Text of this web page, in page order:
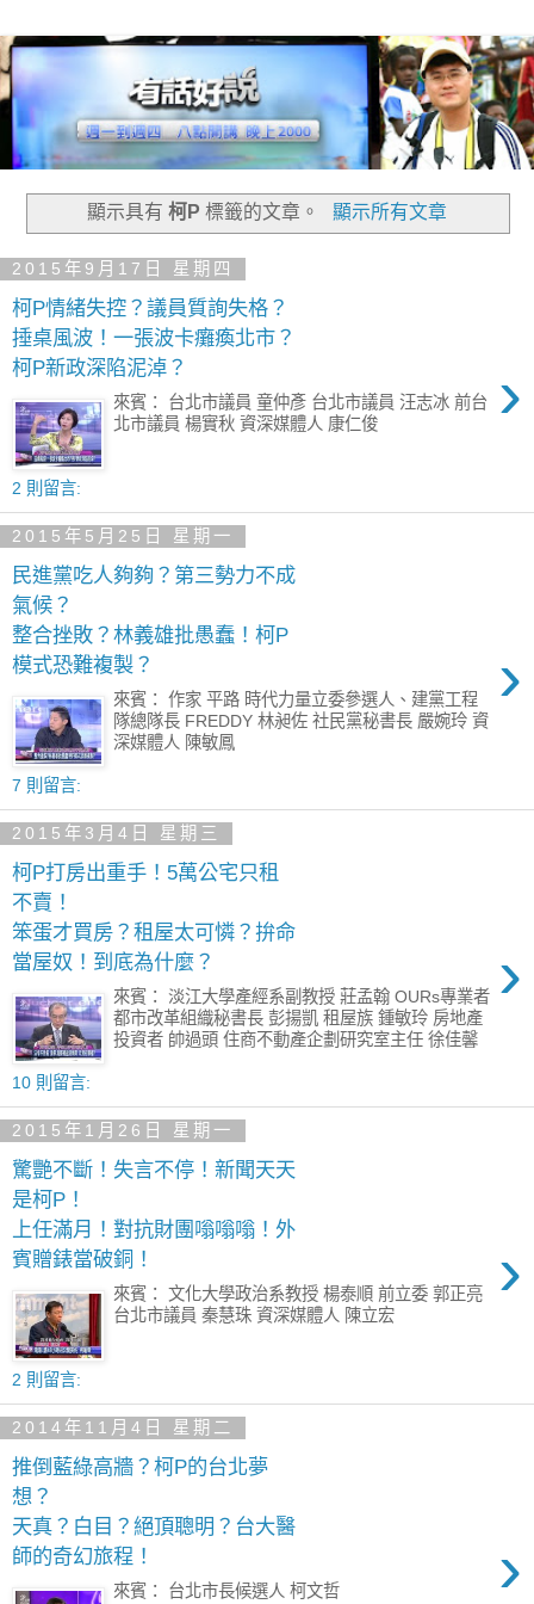
顯示具有柯P 標籤的文章。 顯示所有文章
2015年9月17日 星期四
柯P情緒失控？議員質詢失格？
捶桌風波！一張波卡癱瘓北市？
柯P新政深陷泥淖？
›
來賓： 台北市議員 童仲彥 台北市議員 汪志冰 前台
北市議員 楊實秋 資深媒體人 康仁俊
2 則留言:
2015年5月25日 星期一
民進黨吃人夠夠？第三勢力不成
氣候？
整合挫敗？林義雄批愚蠢！柯P
模式恐難複製？
›
來賓： 作家 平路 時代力量立委參選人、建黨工程
隊總隊長 FREDDY 林昶佐 社民黨秘書長 嚴婉玲 資
深媒體人 陳敏鳳
7 則留言:
2015年3月4日 星期三
柯P打房出重手！5萬公宅只租
不賣！
笨蛋才買房？租屋太可憐？拚命
當屋奴！到底為什麼？
›
來賓： 淡江大學產經系副教授 莊孟翰 OURs專業者
都市改革組織秘書長 彭揚凱 租屋族 鍾敏玲 房地產
投資者 帥過頭 住商不動產企劃研究室主任 徐佳馨
10 則留言:
2015年1月26日 星期一
驚艷不斷！失言不停！新聞天天
是柯P！
上任滿月！對抗財團嗡嗡嗡！外
賓贈錶當破銅！
›
來賓： 文化大學政治系教授 楊泰順 前立委 郭正亮
台北市議員 秦慧珠 資深媒體人 陳立宏
2 則留言:
2014年11月4日 星期二
推倒藍綠高牆？柯P的台北夢
想？
天真？白目？絕頂聰明？台大醫
師的奇幻旅程！
›
來賓： 台北市長候選人 柯文哲